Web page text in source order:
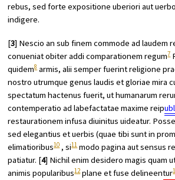
rebus, sed forte expositione uberiori aut
indigere.
[3] Nescio an sub finem commode ad laudem
conueniat obiter addi comparationem regum7
quidem8armis, alii semper fuerint religione
nostro utrumque genus laudis et gloriae mira
spectatum hactenus fuerit, ut humanarum
contemperatio ad labefactatae maxime reip
restaurationem infusa diuinitus uideatur.
sed elegantius et uerbis (quae tibi sunt in
elimatioribus10, si11modo pagina aut sensus
patiatur. [4] Nichil enim desidero magis quam
animis popularibus12plane et fuse delineentur